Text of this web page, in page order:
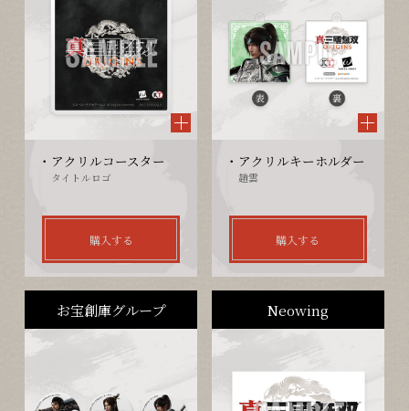
アクリルコースター
タイトルロゴ
購入する
アクリルキーホルダー
趙雲
購入する
お宝創庫グループ Neowing